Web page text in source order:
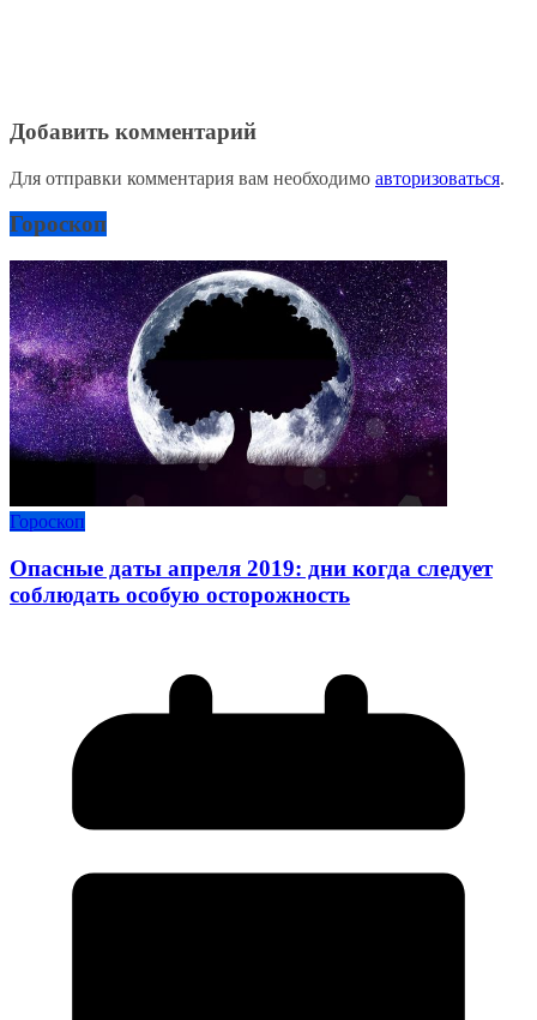
Добавить комментарий
Для отправки комментария вам необходимо авторизоваться.
Гороскоп
Гороскоп
Опасные даты апреля 2019: дни когда следует
соблюдать особую осторожность